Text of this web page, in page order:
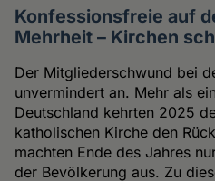
Konfessionsfreie auf
Mehrheit – Kirchen
Der Mitgliederschwund bei
unvermindert an. Mehr als
Deutschland kehrten 2025
katholischen Kirche den
machten Ende des Jahres
der Bevölkerung aus. Zu